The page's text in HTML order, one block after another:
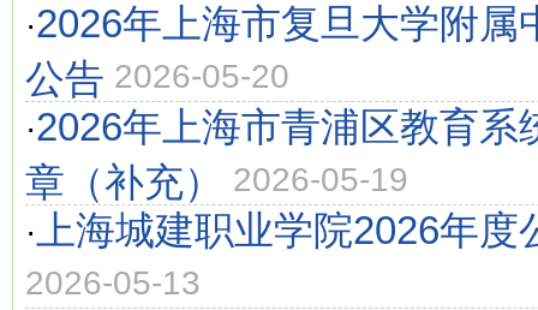
·2026年上海市复旦大学附属
公告 2026-05-20
·2026年上海市青浦区教育系
章（补充）
2026-05-19
·
上海城建职业学院2026年
2026-05-13